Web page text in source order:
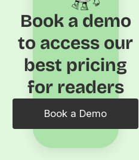
Book a demo
to access our
best pricing
for readers
Book a Demo